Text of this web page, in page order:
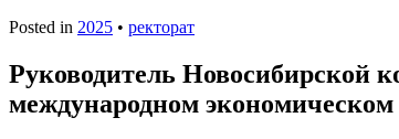
Posted in 2025 • ректорат
Руководитель Новосибирской
международном